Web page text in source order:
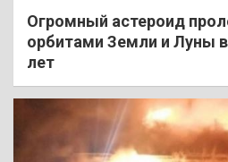
Огромный астероид
орбитами Земли и Луны
лет